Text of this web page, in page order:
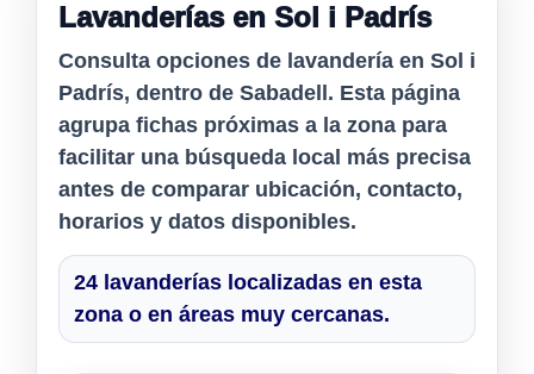
Lavanderías en Sol i Padrís
Consulta opciones de lavandería en Sol i
Padrís, dentro de Sabadell. Esta página
agrupa fichas próximas a la zona para
facilitar una búsqueda local más precisa
antes de comparar ubicación, contacto,
horarios y datos disponibles.
24 lavanderías localizadas en esta
zona o en áreas muy cercanas.